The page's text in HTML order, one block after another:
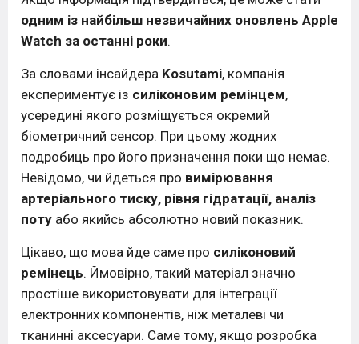
одним із найбільш незвичайних оновлень Apple
Watch за останні роки.
За словами інсайдера Kosutami, компанія
експериментує із силіконовим ремінцем,
усередині якого розміщується окремий
біометричний сенсор. При цьому жодних
подробиць про його призначення поки що немає.
Невідомо, чи йдеться про вимірювання
артеріального тиску, рівня гідратації, аналіз
поту або якийсь абсолютно новий показник.
Цікаво, що мова йде саме про силіконовий
ремінець. Ймовірно, такий матеріал значно
простіше використовувати для інтеграції
електронних компонентів, ніж металеві чи
тканинні аксесуари. Саме тому, якщо розробка